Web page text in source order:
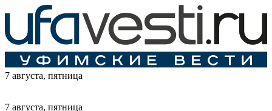
7 августа, пятница
7 августа, пятница